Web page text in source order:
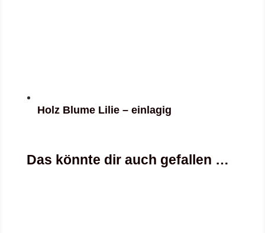
Holz Blume Lilie – einlagig
Das könnte dir auch gefallen …